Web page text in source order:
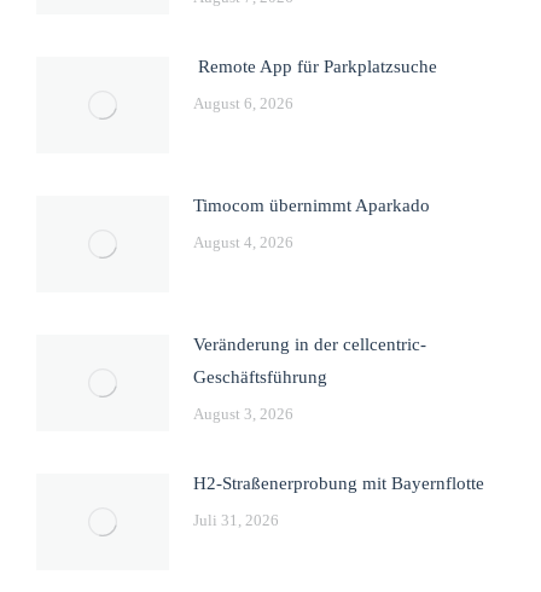
Remote App für Parkplatzsuche
August 6, 2026
Timocom übernimmt Aparkado
August 4, 2026
Veränderung in der cellcentric-
Geschäftsführung
August 3, 2026
H2-Straßenerprobung mit Bayernflotte
Juli 31, 2026